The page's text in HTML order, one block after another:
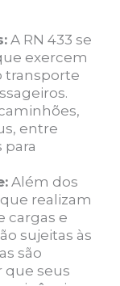
A RN 433 se
exercem
transporte
entre
para
Além dos
realizam
cargas e
sujeitas às
são
que seus